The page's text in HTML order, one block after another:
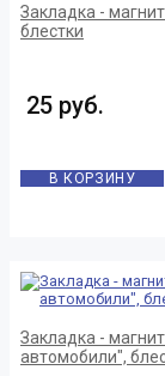
Закладка -
блестки
25 руб.
В КОРЗИНУ
Закладка -
автомобили",